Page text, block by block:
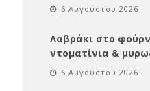
6 Αυγούστου 2026
Λαβράκι στο
ντοματίνια &
6 Αυγούστου 2026